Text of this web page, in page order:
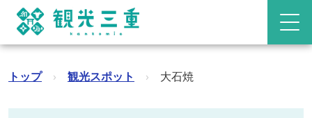
トップ › 観光スポット › 大石焼